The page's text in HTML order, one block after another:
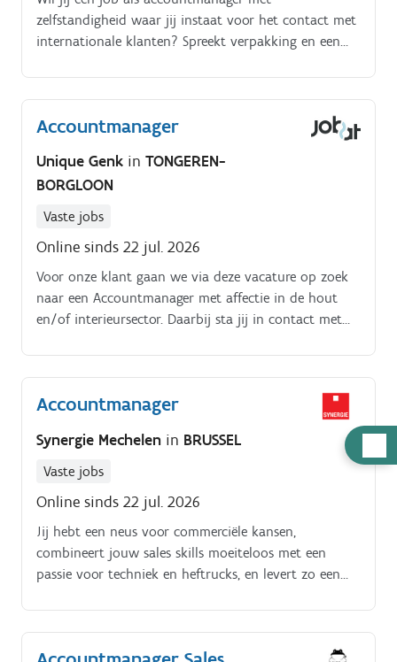
zelfstandigheid waar jij instaat voor het contact met
internationale klanten? Spreekt verpakking en een
Accountmanager
Unique Genk in TONGEREN-
BORGLOON
Vaste jobs
Online sinds 22 jul. 2026
Voor onze klant gaan we via deze vacature op zoek
naar een Accountmanager met affectie in de hout
en/of interieursector. Daarbij sta jij in contact met
Limburg, Vlaams Brabant en Oost Wallonië.
Accountmanager
Synergie Mechelen in BRUSSEL
Vaste jobs
Online sinds 22 jul. 2026
Jij hebt een neus voor commerciële kansen,
combineert jouw sales skills moeiteloos met een
passie voor techniek en heftrucks, en levert zo een
Accountmanager sta je in voor volgende taken:.
Klantwensen analyseren en precies bieden wat zij
nodig hebben.